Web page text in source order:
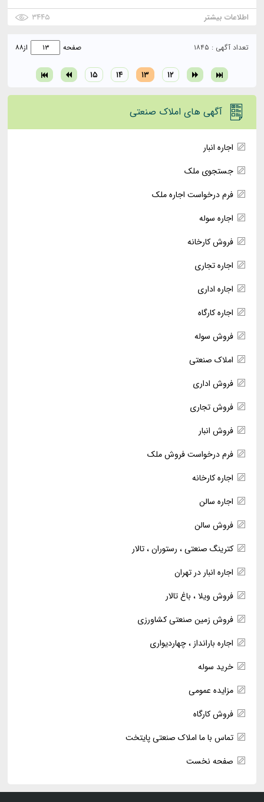
اطلاعات بیشتر
۳۴۴۵
تعداد آگهی : ۱۸۴۵
۱۲ ۱۳ ۱۴ ۱۵
صفحه از۸۸
آگهی های املاک صنعتی
اجاره انبار
جستجوی ملک
فرم درخواست اجاره ملک
اجاره سوله
فروش کارخانه
اجاره تجاری
اجاره اداری
اجاره کارگاه
فروش سوله
املاک صنعتی
فروش اداری
فروش تجاری
فروش انبار
فرم درخواست فروش ملک
اجاره کارخانه
اجاره سالن
فروش سالن
کترینگ صنعتی ، رستوران ، تالار
اجاره انبار در تهران
فروش ویلا ، باغ تالار
فروش زمین صنعتی کشاورزی
اجاره بارانداز ، چهاردیواری
خرید سوله
مزایده عمومی
فروش کارگاه
تماس با ما املاک صنعتی پایتخت
صفحه نخست